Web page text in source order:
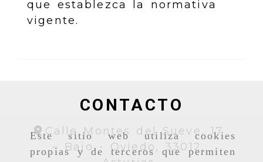
Este sitio web utiliza cookies
propias y de terceros que permiten
que establezca la normativa
vigente.
CONTACTO
Calle Montes del Sueve, 17
– Bajo - Oviedo, 33012,